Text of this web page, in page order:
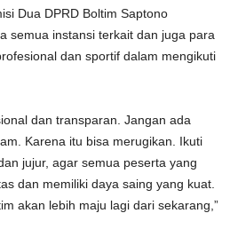
Dua DPRD Boltim Saptono
semua instansi terkait dan juga para
dan sportif dalam mengikuti
dan transparan. Jangan ada
Karena itu bisa merugikan. Ikuti
jujur, agar semua peserta yang
dan memiliki daya saing yang kuat.
akan lebih maju lagi dari sekarang,”